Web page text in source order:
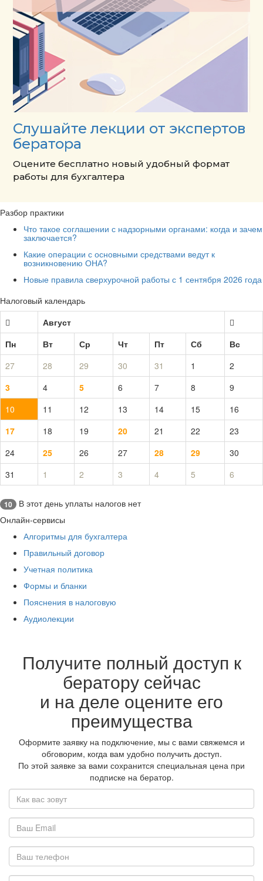
Слушайте лекции от экспертов
бератора
Оцените бесплатно новый удобный формат
работы для бухгалтера
Разбор практики
Что такое соглашении с надзорными органами: когда и зачем
заключается?
Какие операции с основными средствами ведут к
возникновению ОНА?
Новые правила сверхурочной работы с 1 сентября 2026 года
Налоговый календарь
Август
Пн
Вт Ср Чт Пт Сб
Вс
27
28 29 30 31 1
2
3
4 5 6 7 8
9
10
11 12 13 14 15
16
17
18 19 20 21 22
23
24
25 26 27 28 29
30
31
1 2 3 4 5 6
10
В этот день уплаты налогов нет
Онлайн-сервисы
Алгоритмы для бухгалтера
Правильный договор
Учетная политика
Формы и бланки
Пояснения в налоговую
Аудиолекции
Получите полный доступ к
бератору сейчас
и на деле оцените его
преимущества
Оформите заявку на подключение, мы с вами свяжемся и
обговорим, когда вам удобно получить доступ.
По этой заявке за вами сохранится специальная цена при
подписке на бератор.